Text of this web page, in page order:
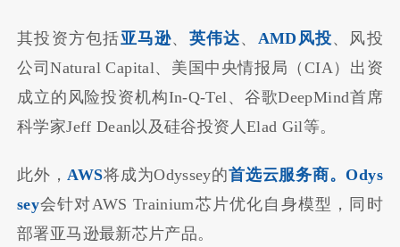
其投资方包括亚马逊、 英伟达、 AMD风投、风投
公司Natural Capital、美国中央情报局（CIA）出资
成立的风险投资机构In-Q-Tel、谷歌DeepMind首席
科学家Jeff Dean以及硅谷投资人Elad Gil等。
此外，AWS将成为Odyssey的首选云服务商。Odys
sey会针对AWS Trainium芯片优化自身模型，同时
部署亚马逊最新芯片产品。